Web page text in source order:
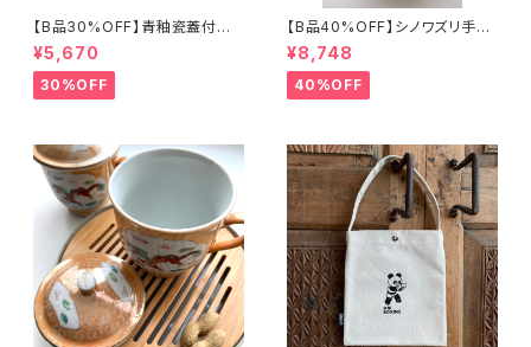
【B品30%OFF】青釉瓷蓋付盒
（蓮の実）
¥5,670
30%OFF
【B品40%OFF】シノワズリ手提
げ三段重「バタフライ」
¥8,748
40%OFF